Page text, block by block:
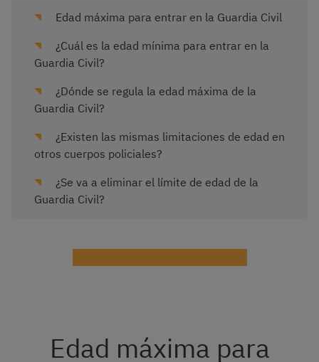
Edad máxima para entrar en la Guardia Civil
¿Cuál es la edad mínima para entrar en la
Guardia Civil?
¿Dónde se regula la edad máxima de la
Guardia Civil?
¿Existen las mismas limitaciones de edad en
otros cuerpos policiales?
¿Se va a eliminar el límite de edad de la
Guardia Civil?
Edad máxima para